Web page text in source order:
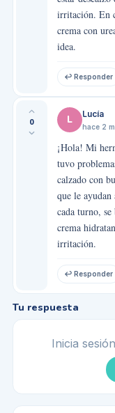
irritación. En
crema con
idea.
↩ Responder
0 L Lucía
hace 2
¡Hola! Mi
tuvo
calzado con
que le
cada turno,
crema
irritación.
↩ Responder
Tu respuesta
Inicia